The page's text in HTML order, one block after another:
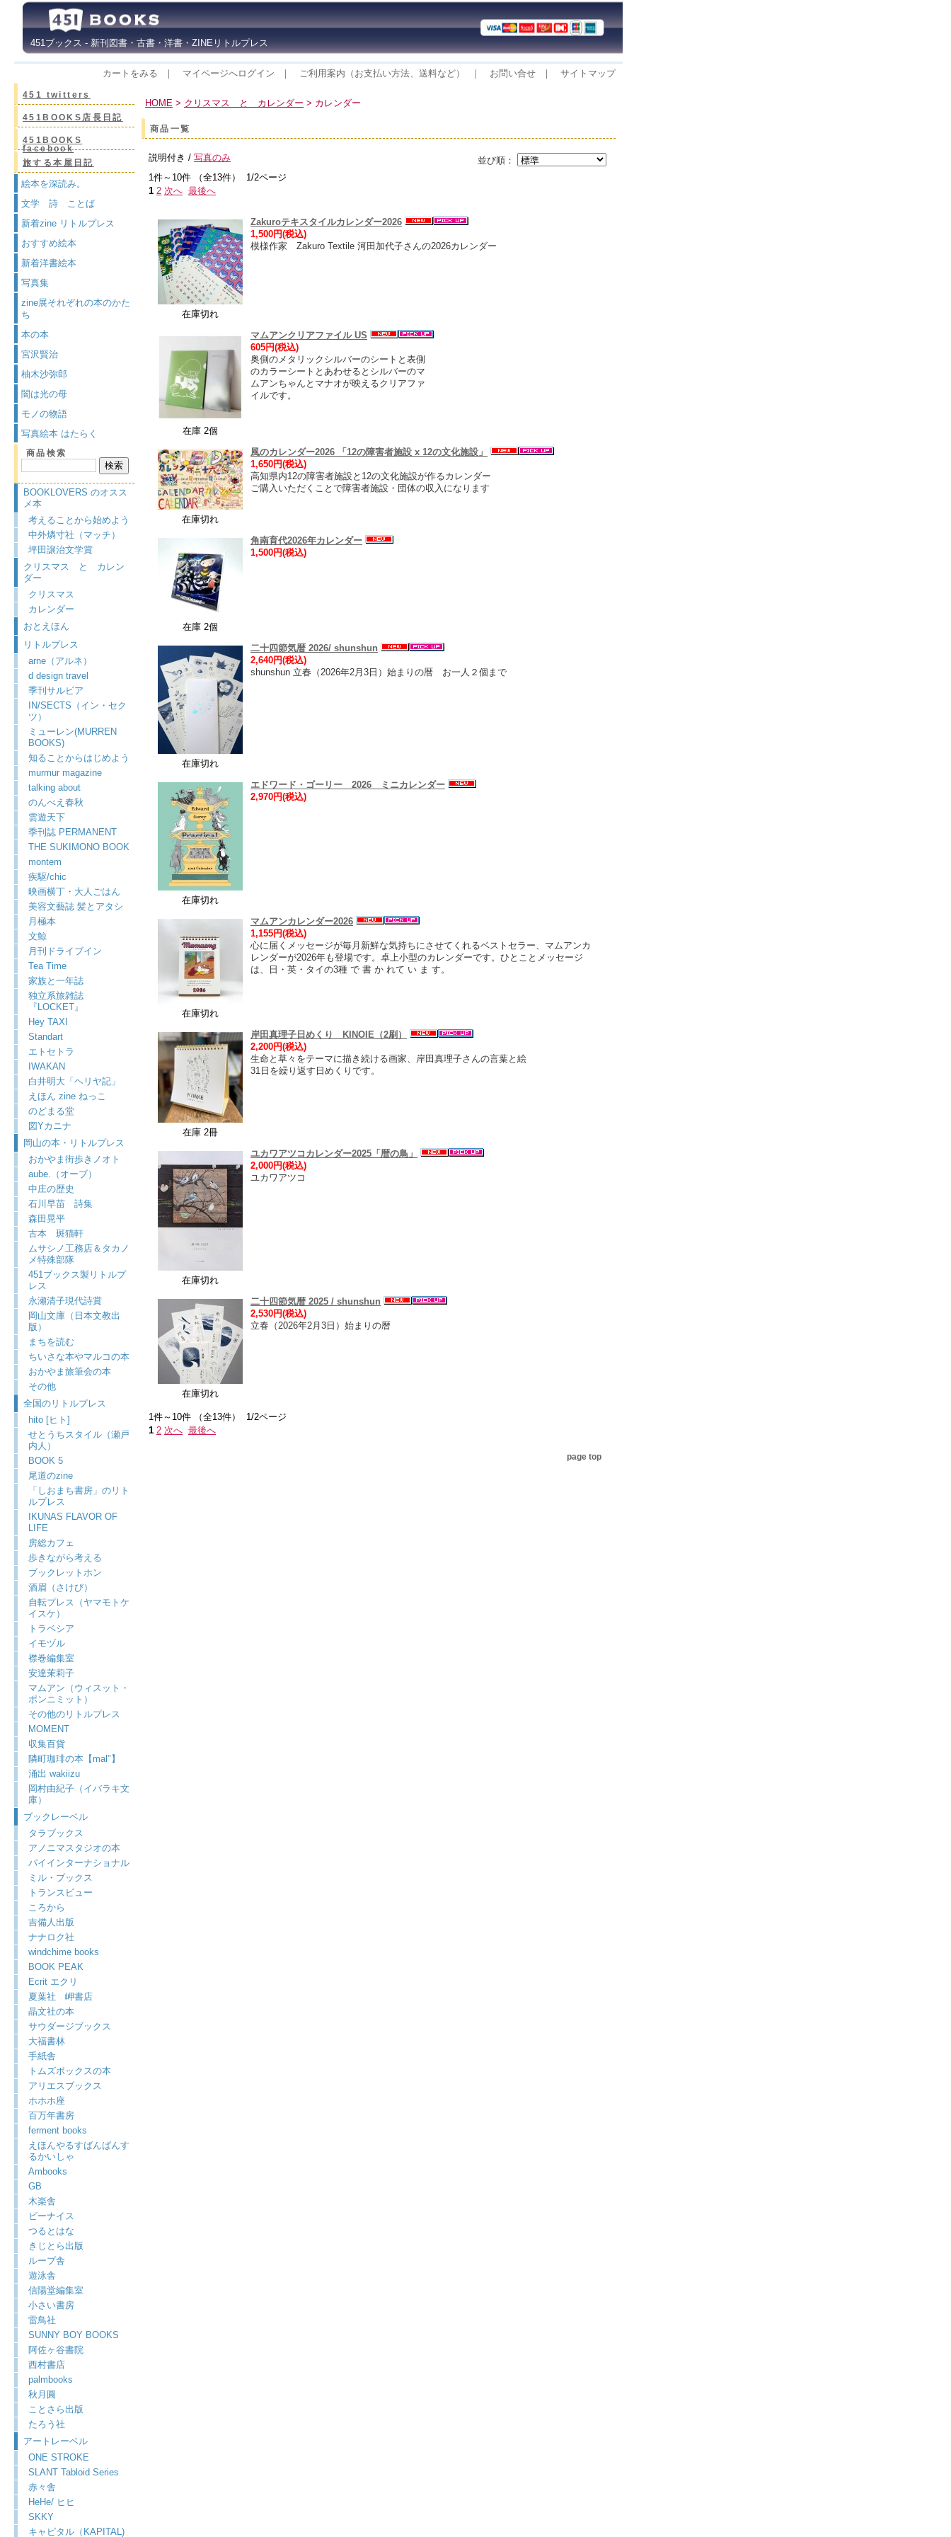
451ブックス - 新刊図書・古書・洋書・ZINEリトルプレス
カートをみる ｜ マイページへログイン ｜ ご利用案内（お支払い方法、送料など） ｜ お問い合せ ｜ サイトマップ
451 twitters
451BOOKS店長日記
451BOOKS
facebook
旅する本屋日記
絵本を深読み。
文学 詩 ことば
新着zine リトルプレス
おすすめ絵本
新着洋書絵本
写真集
zine展それぞれの本のかた
ち
本の本
宮沢賢治
柚木沙弥郎
闇は光の母
モノの物語
写真絵本 はたらく
商品検索
BOOKLOVERS のオスス
メ本
考えることから始めよう
中外燐寸社（マッチ）
坪田譲治文学賞
クリスマス と カレン
ダー
クリスマス
カレンダー
おとえほん
リトルプレス
arne（アルネ）
d design travel
季刊サルビア
IN/SECTS（イン・セク
ツ）
ミューレン(MURREN
BOOKS)
知ることからはじめよう
murmur magazine
talking about
のんべえ春秋
雲遊天下
季刊誌 PERMANENT
THE SUKIMONO BOOK
montem
疾駆/chic
映画横丁・大人ごはん
美容文藝誌 髪とアタシ
月極本
文鯨
月刊ドライブイン
Tea Time
家族と一年誌
独立系旅雑誌
『LOCKET』
Hey TAXI
Standart
エトセトラ
IWAKAN
白井明大「ヘリヤ記」
えほん zine ねっこ
のどまる堂
図Yカニナ
岡山の本・リトルプレス
おかやま街歩きノオト
aube.（オーブ）
中庄の歴史
石川早苗 詩集
森田晃平
古本 斑猫軒
ムサシノ工務店＆タカノ
メ特殊部隊
451ブックス製リトルプ
レス
永瀬清子現代詩賞
岡山文庫（日本文教出
版）
まちを読む
ちいさな本やマルコの本
おかやま旅筆会の本
その他
全国のリトルプレス
hito [ヒト]
せとうちスタイル（瀬戸
内人）
BOOK 5
尾道のzine
「しおまち書房」のリト
ルプレス
IKUNAS FLAVOR OF
LIFE
房総カフェ
歩きながら考える
ブックレットホン
酒眉（さけび）
自転プレス（ヤマモトケ
イスケ）
トラベシア
イモヅル
襟巻編集室
安達茉莉子
マムアン（ウィスット・
ポンニミット）
その他のリトルプレス
MOMENT
収集百貨
隣町珈琲の本【mal"】
涌出 wakiizu
岡村由紀子（イバラキ文
庫）
ブックレーベル
タラブックス
アノニマスタジオの本
パイインターナショナル
ミル・ブックス
トランスビュー
ころから
吉備人出版
ナナロク社
windchime books
BOOK PEAK
Ecrit エクリ
夏葉社 岬書店
晶文社の本
サウダージブックス
大福書林
手紙舎
トムズボックスの本
アリエスブックス
ホホホ座
百万年書房
ferment books
えほんやるすばんばんす
るかいしゃ
Ambooks
GB
木楽舎
ビーナイス
つるとはな
きじとら出版
ループ舎
遊泳舎
信陽堂編集室
小さい書房
雷鳥社
SUNNY BOY BOOKS
阿佐ヶ谷書院
西村書店
palmbooks
秋月圓
ことさら出版
たろう社
アートレーベル
ONE STROKE
SLANT Tabloid Series
赤々舎
HeHe/ ヒヒ
SKKY
キャピタル（KAPITAL)
HOME > クリスマス と カレンダー > カレンダー
商品一覧
並び順：
説明付き / 写真のみ
1件～10件 （全13件） 1/2ページ
1 2 次へ 最後へ
在庫切れ
Zakuroテキスタイルカレンダー2026
1,500円(税込)
模様作家 Zakuro Textile 河田加代子さんの2026カレンダー
在庫 2個
マムアンクリアファイル US
605円(税込)
奥側のメタリックシルバーのシートと表側
のカラーシートとあわせるとシルバーのマ
ムアンちゃんとマナオが映えるクリアファ
イルです。
在庫切れ
風のカレンダー2026 「12の障害者施設 x 12の文化施設」
1,650円(税込)
高知県内12の障害者施設と12の文化施設が作るカレンダー
ご購入いただくことで障害者施設・団体の収入になります
在庫 2個
角南育代2026年カレンダー
1,500円(税込)
在庫切れ
二十四節気暦 2026/ shunshun
2,640円(税込)
shunshun 立春（2026年2月3日）始まりの暦 お一人２個まで
在庫切れ
エドワード・ゴーリー 2026 ミニカレンダー
2,970円(税込)
在庫切れ
マムアンカレンダー2026
1,155円(税込)
心に届くメッセージが毎月新鮮な気持ちにさせてくれるベストセラー、マムアンカ
レンダーが2026年も登場です。卓上小型のカレンダーです。ひとことメッセージ
は、日・英・タイの3種 で 書 か れて い ま す。
在庫 2冊
岸田真理子日めくり KINOIE（2刷）
2,200円(税込)
生命と草々をテーマに描き続ける画家、岸田真理子さんの言葉と絵
31日を繰り返す日めくりです。
在庫切れ
ユカワアツコカレンダー2025「暦の鳥」
2,000円(税込)
ユカワアツコ
在庫切れ
二十四節気暦 2025 / shunshun
2,530円(税込)
立春（2026年2月3日）始まりの暦
1件～10件 （全13件） 1/2ページ
1 2 次へ 最後へ
page top